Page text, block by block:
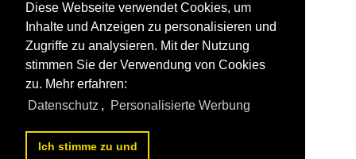
Diese Webseite verwendet Cookies, um
Inhalte und Anzeigen zu personalisieren und
Zugriffe zu analysieren. Mit der Nutzung
stimmen Sie der Verwendung von Cookies
zu. Mehr erfahren:
Datenschutz , Personalisierte Werbung
Ich stimme zu und